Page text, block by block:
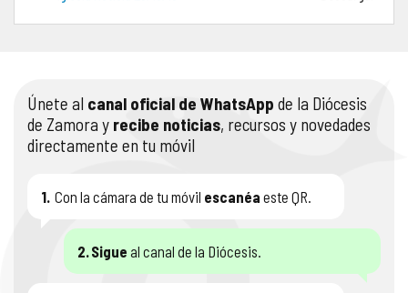
Únete al canal oficial de WhatsApp de la Diócesis
de Zamora y recibe noticias, recursos y novedades
directamente en tu móvil
1. Con la cámara de tu móvil escanéa este QR.
2.Sigue al canal de la Diócesis.
PORTAL DE TRANSPARENCIA
APOSTOLADO SEGLAR
AUDIOS